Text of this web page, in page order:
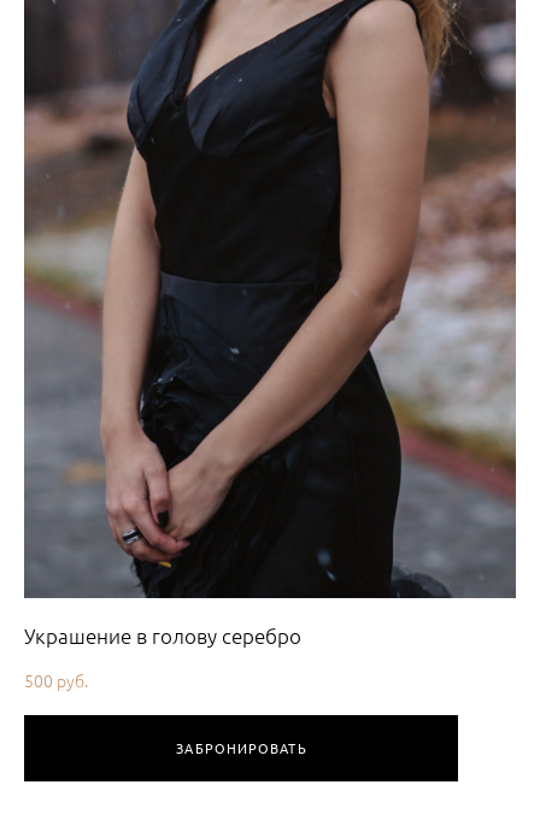
Украшение в голову серебро
500 pуб.
ЗАБРОНИРОВАТЬ